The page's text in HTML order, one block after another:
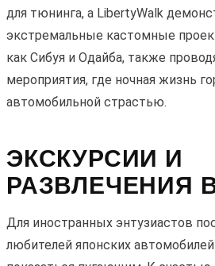
для тюнинга, а LibertyWalk
экстремальные кастомные
как Сибуя и Одайба, также
мероприятия, где ночная жизнь
автомобильной страстью.
ЭКСКУРСИИ И
РАЗВЛЕЧЕНИЯ
Для иностранных энтузиастов
любителей японских